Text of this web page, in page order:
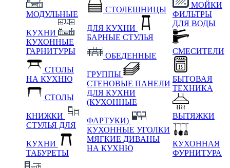
МОДУЛЬНЫЕ
КУХНИ
КУХОННЫЕ
ГАРНИТУРЫ
СТОЛЫ
НА КУХНЮ
СТОЛЫ
КНИЖКИ
СТУЛЬЯ ДЛЯ
КУХНИ
ТАБУРЕТЫ
СТОЛЕШНИЦЫ
ДЛЯ КУХНИ
БАРНЫЕ СТУЛЬЯ
ОБЕДЕННЫЕ
ГРУППЫ
СТЕНОВЫЕ ПАНЕЛИ
ДЛЯ КУХНИ
(КУХОННЫЕ
ФАРТУКИ)
КУХОННЫЕ УГОЛКИ
МЯГКИЕ ДИВАНЫ
НА КУХНЮ
МОЙКИ
ФИЛЬТРЫ
ДЛЯ ВОДЫ
СМЕСИТЕЛИ
БЫТОВАЯ
ТЕХНИКА
ВЫТЯЖКИ
КУХОННАЯ
ФУРНИТУРА